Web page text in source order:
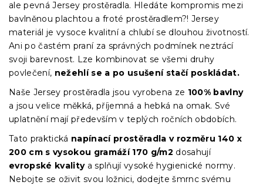
ale pevná Jersey prostěradla. Hledáte kompromis mezi
bavlněnou plachtou a froté prostěradlem?! Jersey
materiál je vysoce kvalitní a chlubí se dlouhou životností.
Ani po častém praní za správných podmínek neztrácí
svoji barevnost. Lze kombinovat se všemi druhy
povlečení, nežehlí se a po usušení stačí poskládat.
Naše Jersey prostěradla jsou vyrobena ze 100% bavlny
a jsou velice měkká, příjemná a hebká na omak. Své
uplatnění mají především v teplých ročních obdobích.
Tato praktická napínací prostěradla v rozměru 140 x
200 cm s vysokou gramáží 170 g/m2 dosahují
evropské kvalitya splňují vysoké hygienické normy.
Nebojte se oživit svou ložnici, dodejte šmrnc svému